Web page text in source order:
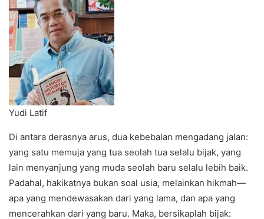
Yudi Latif
Di antara derasnya arus, dua kebebalan mengadang jalan:
yang satu memuja yang tua seolah tua selalu bijak, yang
lain menyanjung yang muda seolah baru selalu lebih baik.
Padahal, hakikatnya bukan soal usia, melainkan hikmah—
apa yang mendewasakan dari yang lama, dan apa yang
mencerahkan dari yang baru. Maka, bersikaplah bijak: